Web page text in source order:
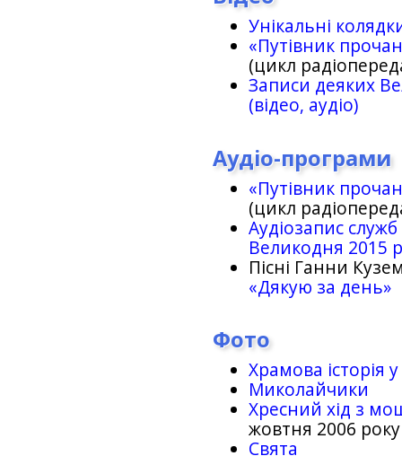
Унікальні
«Путівник
(цикл
Записи деяких
(відео, аудіо)
Аудіо-програми
«Путівник
(цикл
Аудіозапис
Великодня 2015
Пісні Ганни
«Дякую за день»
Фото
Храмова історія
Миколайчики
Хресний хід з
жовтня 2006 року
Свята